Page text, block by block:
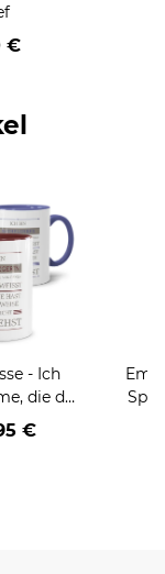
€
- Ich
die du
-
Berufe
€